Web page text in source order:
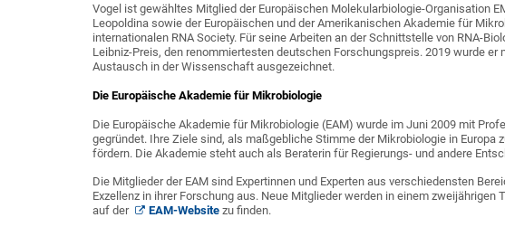
Vogel ist gewähltes Mitglied der Europäischen Molekularbiologie-Organisation
Leopoldina sowie der Europäischen und der Amerikanischen Akademie für
internationalen RNA Society. Für seine Arbeiten an der Schnittstelle von RNA-
Leibniz-Preis, den renommiertesten deutschen Forschungspreis. 2019 wurde
Austausch in der Wissenschaft ausgezeichnet.
Die Europäische Akademie für Mikrobiologie
Die Europäische Akademie für Mikrobiologie (EAM) wurde im Juni 2009 mit
gegründet. Ihre Ziele sind, als maßgebliche Stimme der Mikrobiologie in Europa
fördern. Die Akademie steht auch als Beraterin für Regierungs- und andere
Die Mitglieder der EAM sind Expertinnen und Experten aus verschiedensten
Exzellenz in ihrer Forschung aus. Neue Mitglieder werden in einem
auf der
EAM-Websitezu finden.